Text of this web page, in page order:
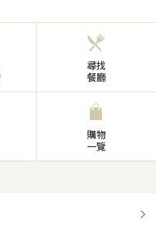
尋找
餐廳
購物
一覽